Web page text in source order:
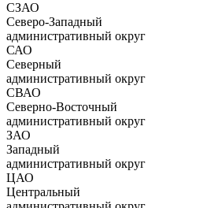
СЗАО
Северо-Западный
административный округ
САО
Северный
административный округ
СВАО
Северно-Восточный
административный округ
ЗАО
Западный
административный округ
ЦАО
Центральный